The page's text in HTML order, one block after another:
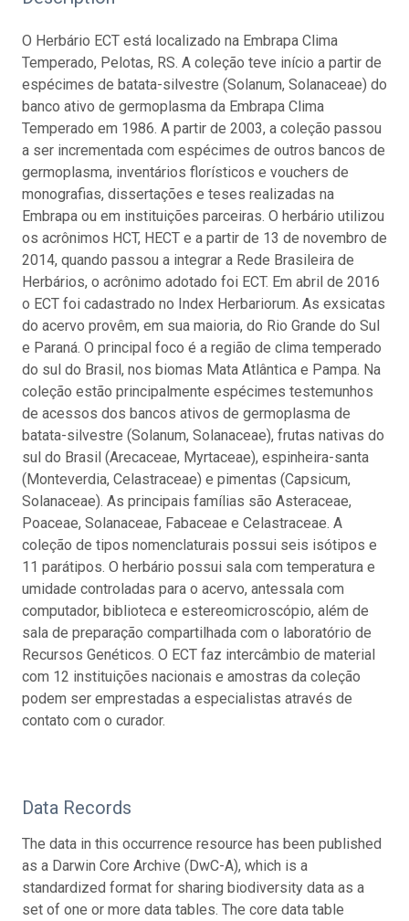
O Herbário ECT está localizado na Embrapa Clima
Temperado, Pelotas, RS. A coleção teve início a partir de
espécimes de batata-silvestre (Solanum, Solanaceae) do
banco ativo de germoplasma da Embrapa Clima
Temperado em 1986. A partir de 2003, a coleção passou
a ser incrementada com espécimes de outros bancos de
germoplasma, inventários florísticos e vouchers de
monografias, dissertações e teses realizadas na
Embrapa ou em instituições parceiras. O herbário utilizou
os acrônimos HCT, HECT e a partir de 13 de novembro de
2014, quando passou a integrar a Rede Brasileira de
Herbários, o acrônimo adotado foi ECT. Em abril de 2016
o ECT foi cadastrado no Index Herbariorum. As exsicatas
do acervo provêm, em sua maioria, do Rio Grande do Sul
e Paraná. O principal foco é a região de clima temperado
do sul do Brasil, nos biomas Mata Atlântica e Pampa. Na
coleção estão principalmente espécimes testemunhos
de acessos dos bancos ativos de germoplasma de
batata-silvestre (Solanum, Solanaceae), frutas nativas do
sul do Brasil (Arecaceae, Myrtaceae), espinheira-santa
(Monteverdia, Celastraceae) e pimentas (Capsicum,
Solanaceae). As principais famílias são Asteraceae,
Poaceae, Solanaceae, Fabaceae e Celastraceae. A
coleção de tipos nomenclaturais possui seis isótipos e
11 parátipos. O herbário possui sala com temperatura e
umidade controladas para o acervo, antessala com
computador, biblioteca e estereomicroscópio, além de
sala de preparação compartilhada com o laboratório de
Recursos Genéticos. O ECT faz intercâmbio de material
com 12 instituições nacionais e amostras da coleção
podem ser emprestadas a especialistas através de
contato com o curador.
Data Records
The data in this occurrence resource has been published
as a Darwin Core Archive (DwC-A), which is a
standardized format for sharing biodiversity data as a
set of one or more data tables. The core data table